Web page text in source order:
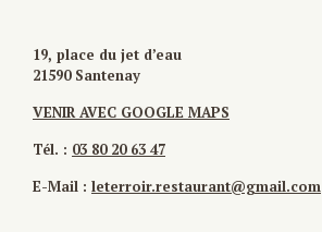
19, place du jet d’eau
21590 Santenay
VENIR AVEC GOOGLE MAPS
Tél. : 03 80 20 63 47
E-Mail : leterroir.restaurant@gmail.com